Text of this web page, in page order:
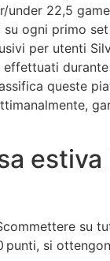
under 22,5
su ogni primo
per utenti
queste
su
punti, si